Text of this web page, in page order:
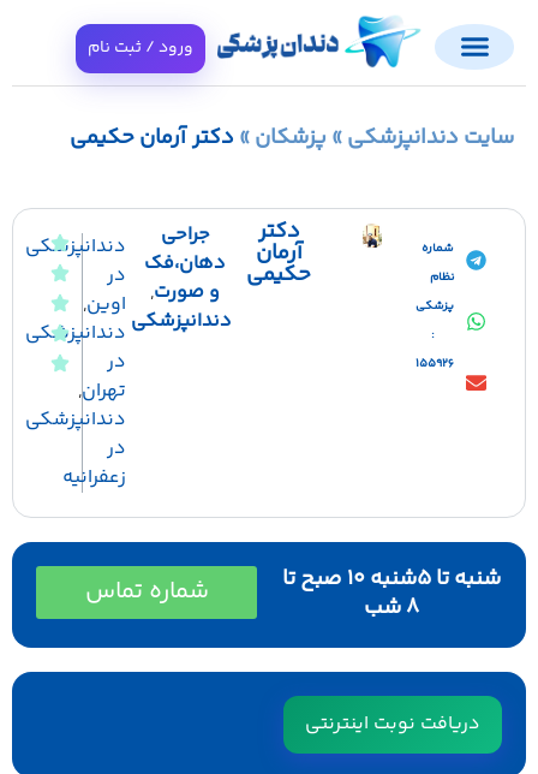
ورود / ثبت نام
دندانپزشکی»پزشکان»دکتر آرمان حکیمی
شماره
پزشکی
155926
دکتر
آرمان
حکیمی
جراحی
دهان،فک
و صورت,
دندانپزشکی
دندانپزشکی
در
اوین,
دندانپزشکی
تهران,
دندانپزشکی
زعفرانیه
شنبه تا ۵شنبه ۱۰ صبح تا
شماره تماس
دریافت نوبت اینترنتی